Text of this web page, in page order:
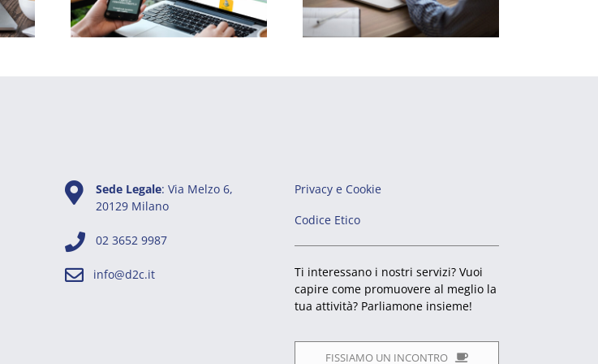
Sede Legale: Via Melzo 6,
20129 Milano
02 3652 9987
info@d2c.it
Privacy e Cookie
Codice Etico
Ti interessano i nostri servizi? Vuoi
capire come promuovere al meglio la
tua attività? Parliamone insieme!
FISSIAMO UN INCONTRO